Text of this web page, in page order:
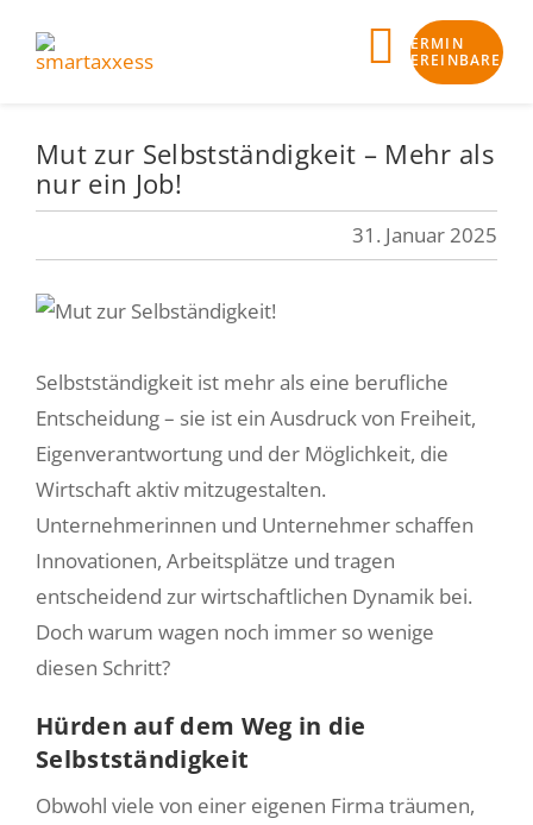
Toggle
Business-Check
Begleitung
smartaxxess Angebot
Aktuelles
Über uns
Login smartakte
TERMIN
VEREINBAREN
Mut zur Selbstständigkeit – Mehr als
nur ein Job!
31. Januar 2025
Selbstständigkeit ist mehr als eine berufliche
Entscheidung – sie ist ein Ausdruck von Freiheit,
Eigenverantwortung und der Möglichkeit, die
Wirtschaft aktiv mitzugestalten.
Unternehmerinnen und Unternehmer schaffen
Innovationen, Arbeitsplätze und tragen
entscheidend zur wirtschaftlichen Dynamik bei.
Doch warum wagen noch immer so wenige
diesen Schritt?
Hürden auf dem Weg in die
Selbstständigkeit
Obwohl viele von einer eigenen Firma träumen,